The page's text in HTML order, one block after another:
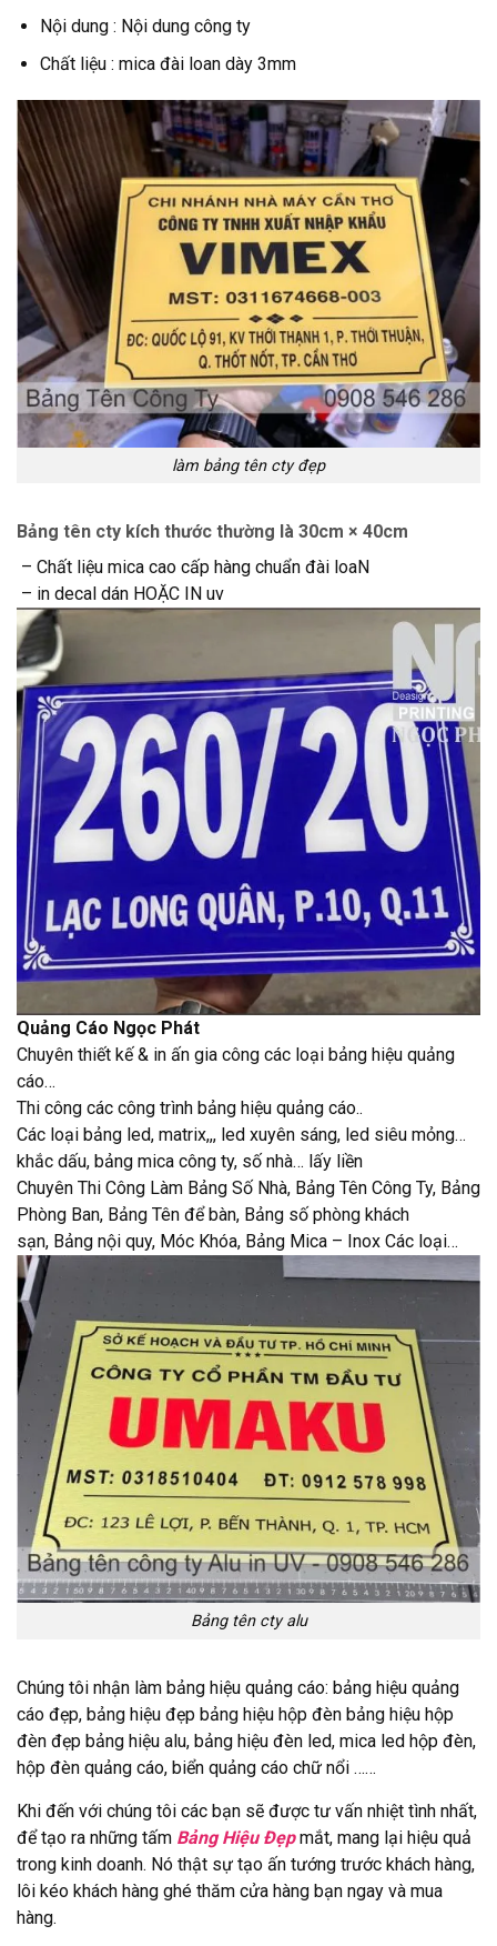
Nội dung : Nội dung công ty
Chất liệu : mica đài loan dày 3mm
làm bảng tên cty đẹp
Bảng tên cty kích thước thường là 30cm × 40cm
– Chất liệu mica cao cấp hàng chuẩn đài loaN
– in decal dán HOẶC IN uv
Quảng Cáo Ngọc Phát
Chuyên thiết kế & in ấn gia công các loại bảng hiệu quảng
cáo…
Thi công các công trình bảng hiệu quảng cáo..
Các loại bảng led, matrix,,, led xuyên sáng, led siêu mỏng…
khắc dấu, bảng mica công ty, số nhà… lấy liền
Chuyên Thi Công Làm Bảng Số Nhà, Bảng Tên Công Ty, Bảng
Phòng Ban, Bảng Tên để bàn, Bảng số phòng khách
sạn, Bảng nội quy, Móc Khóa, Bảng Mica – Inox Các loại…
Bảng tên cty alu
Chúng tôi nhận làm bảng hiệu quảng cáo: bảng hiệu quảng
cáo đẹp, bảng hiệu đẹp bảng hiệu hộp đèn bảng hiệu hộp
đèn đẹp bảng hiệu alu, bảng hiệu đèn led, mica led hộp đèn,
hộp đèn quảng cáo, biển quảng cáo chữ nổi ……
Khi đến với chúng tôi các bạn sẽ được tư vấn nhiệt tình nhất,
để tạo ra những tấm Bảng Hiệu Đẹpmắt, mang lại hiệu quả
trong kinh doanh. Nó thật sự tạo ấn tướng trước khách hàng,
lôi kéo khách hàng ghé thăm cửa hàng bạn ngay và mua
hàng.